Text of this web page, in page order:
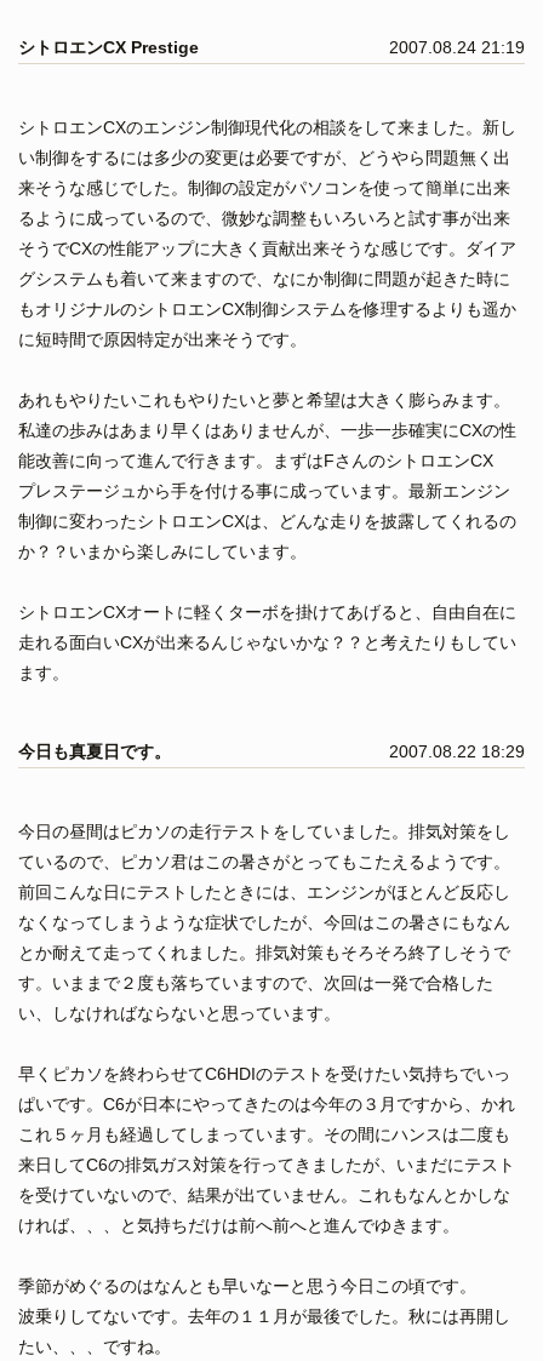
シトロエンCX Prestige 2007.08.24 21:19
シトロエンCXのエンジン制御現代化の相談をして来ました。新し
い制御をするには多少の変更は必要ですが、どうやら問題無く出
来そうな感じでした。制御の設定がパソコンを使って簡単に出来
るように成っているので、微妙な調整もいろいろと試す事が出来
そうでCXの性能アップに大きく貢献出来そうな感じです。ダイア
グシステムも着いて来ますので、なにか制御に問題が起きた時に
もオリジナルのシトロエンCX制御システムを修理するよりも遥か
に短時間で原因特定が出来そうです。
あれもやりたいこれもやりたいと夢と希望は大きく膨らみます。
私達の歩みはあまり早くはありませんが、一歩一歩確実にCXの性
能改善に向って進んで行きます。まずはFさんのシトロエンCX
プレステージュから手を付ける事に成っています。最新エンジン
制御に変わったシトロエンCXは、どんな走りを披露してくれるの
か？？いまから楽しみにしています。
シトロエンCXオートに軽くターボを掛けてあげると、自由自在に
走れる面白いCXが出来るんじゃないかな？？と考えたりもしてい
ます。
今日も真夏日です。 2007.08.22 18:29
今日の昼間はピカソの走行テストをしていました。排気対策をし
ているので、ピカソ君はこの暑さがとってもこたえるようです。
前回こんな日にテストしたときには、エンジンがほとんど反応し
なくなってしまうような症状でしたが、今回はこの暑さにもなん
とか耐えて走ってくれました。排気対策もそろそろ終了しそうで
す。いままで２度も落ちていますので、次回は一発で合格した
い、しなければならないと思っています。
早くピカソを終わらせてC6HDIのテストを受けたい気持ちでいっ
ぱいです。C6が日本にやってきたのは今年の３月ですから、かれ
これ５ヶ月も経過してしまっています。その間にハンスは二度も
来日してC6の排気ガス対策を行ってきましたが、いまだにテスト
を受けていないので、結果が出ていません。これもなんとかしな
ければ、、、と気持ちだけは前へ前へと進んでゆきます。
季節がめぐるのはなんとも早いなーと思う今日この頃です。
波乗りしてないです。去年の１１月が最後でした。秋には再開し
たい、、、ですね。